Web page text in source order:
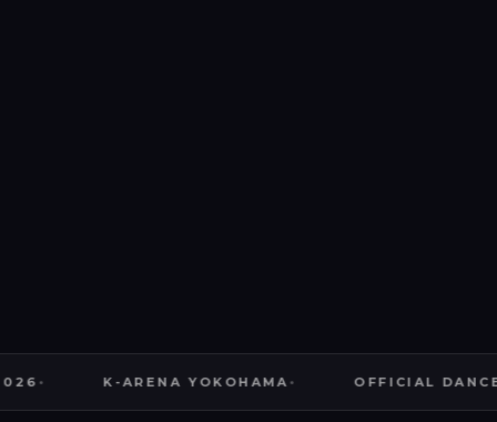
ARENA YOKOHAMA OFFICIAL DANCE AUDITION